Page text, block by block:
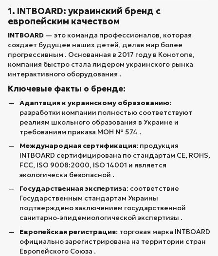
1. INTBOARD: украинский бренд с
европейским качеством
INTBOARD — это команда профессионалов, которая
создает будущее наших детей, делая мир более
прогрессивным . Основанная в 2017 году в Конотопе,
компания быстро стала лидером украинского рынка
интерактивного оборудования .
Ключевые факты о бренде:
Адаптация к украинскому образованию:
разработки компании полностью соответствуют
реалиям школьного образования в Украине и
требованиям приказа МОН № 574 .
Международная сертификация: продукция
INTBOARD сертифицирована по стандартам CE, ROHS,
FCC, ISO 9008:2000, ISO 14001 и является
экологически безопасной .
Государственная экспертиза: соответствие
Государственным стандартам Украины
подтверждено заключением государственной
санитарно-эпидемиологической экспертизы .
Европейская регистрация: торговая марка INTBOARD
официально зарегистрирована на территории стран
Европейского Союза .